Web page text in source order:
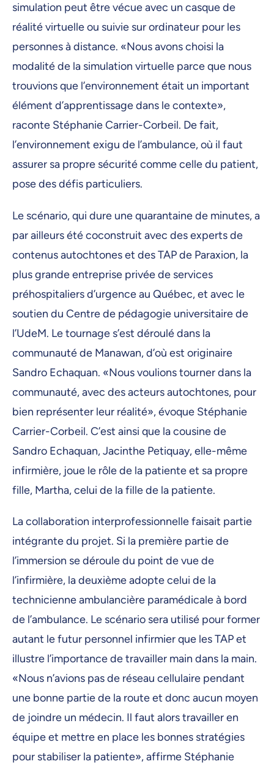
simulation peut être vécue avec un casque de
réalité virtuelle ou suivie sur ordinateur pour les
personnes à distance. «Nous avons choisi la
modalité de la simulation virtuelle parce que nous
trouvions que l’environnement était un important
élément d’apprentissage dans le contexte»,
raconte Stéphanie Carrier-Corbeil. De fait,
l’environnement exigu de l’ambulance, où il faut
assurer sa propre sécurité comme celle du patient,
pose des défis particuliers.
Le scénario, qui dure une quarantaine de minutes, a
par ailleurs été coconstruit avec des experts de
contenus autochtones et des TAP de Paraxion, la
plus grande entreprise privée de services
préhospitaliers d’urgence au Québec, et avec le
soutien du Centre de pédagogie universitaire de
l’UdeM. Le tournage s’est déroulé dans la
communauté de Manawan, d’où est originaire
Sandro Echaquan. «Nous voulions tourner dans la
communauté, avec des acteurs autochtones, pour
bien représenter leur réalité», évoque Stéphanie
Carrier-Corbeil. C’est ainsi que la cousine de
Sandro Echaquan, Jacinthe Petiquay, elle-même
infirmière, joue le rôle de la patiente et sa propre
fille, Martha, celui de la fille de la patiente.
La collaboration interprofessionnelle faisait partie
intégrante du projet. Si la première partie de
l’immersion se déroule du point de vue de
l’infirmière, la deuxième adopte celui de la
technicienne ambulancière paramédicale à bord
de l’ambulance. Le scénario sera utilisé pour former
autant le futur personnel infirmier que les TAP et
illustre l’importance de travailler main dans la main.
«Nous n’avions pas de réseau cellulaire pendant
une bonne partie de la route et donc aucun moyen
de joindre un médecin. Il faut alors travailler en
équipe et mettre en place les bonnes stratégies
pour stabiliser la patiente», affirme Stéphanie